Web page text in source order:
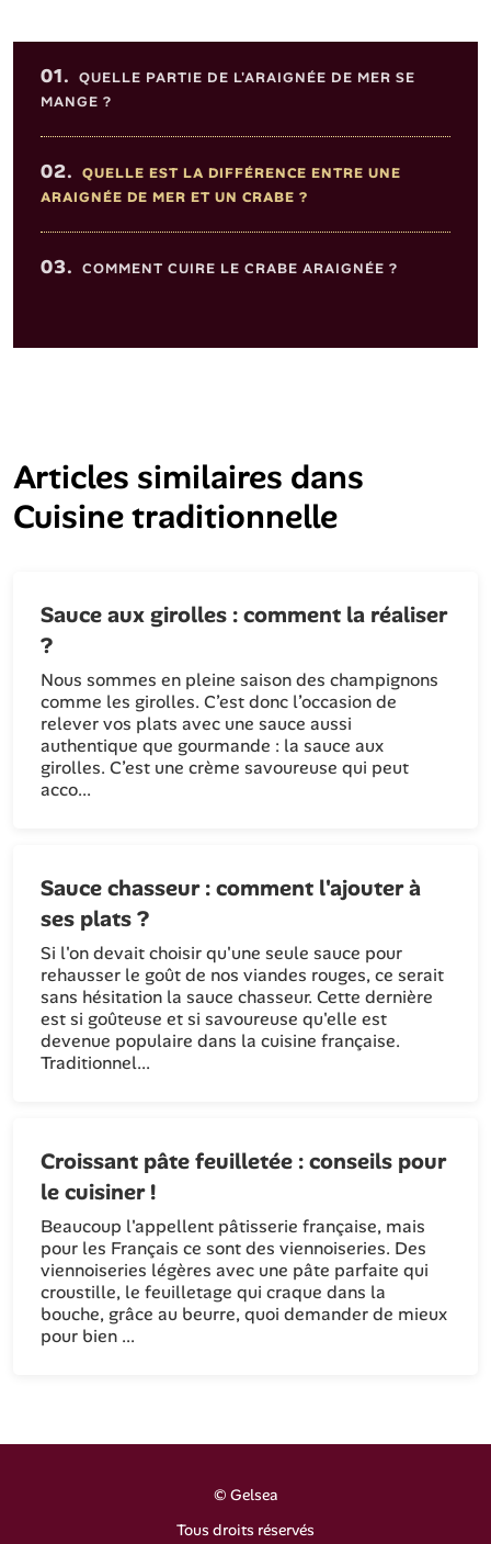
Sommaire de l'article
01. QUELLE PARTIE DE L'ARAIGNÉE DE MER SE
MANGE ?
02. QUELLE EST LA DIFFÉRENCE ENTRE UNE
ARAIGNÉE DE MER ET UN CRABE ?
03. COMMENT CUIRE LE CRABE ARAIGNÉE ?
Articles similaires dans
Cuisine traditionnelle
Sauce aux girolles : comment la réaliser
?
Nous sommes en pleine saison des champignons
comme les girolles. C’est donc l’occasion de
relever vos plats avec une sauce aussi
authentique que gourmande : la sauce aux
girolles. C’est une crème savoureuse qui peut
acco...
Sauce chasseur : comment l'ajouter à
ses plats ?
Si l'on devait choisir qu'une seule sauce pour
rehausser le goût de nos viandes rouges, ce serait
sans hésitation la sauce chasseur. Cette dernière
est si goûteuse et si savoureuse qu'elle est
devenue populaire dans la cuisine française.
Traditionnel...
Croissant pâte feuilletée : conseils pour
le cuisiner !
Beaucoup l'appellent pâtisserie française, mais
pour les Français ce sont des viennoiseries. Des
viennoiseries légères avec une pâte parfaite qui
croustille, le feuilletage qui craque dans la
bouche, grâce au beurre, quoi demander de mieux
pour bien ...
© Gelsea
Tous droits réservés